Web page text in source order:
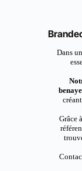
Dans
Grâce